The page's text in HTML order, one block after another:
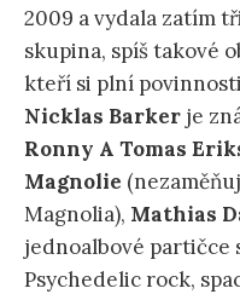
2009 a vydala zatím
skupina, spíš takové
kteří si plní
Nicklas Barker je
Ronny A Tomas
Magnolie
Magnolia), Mathias
jednoalbové partičce
Psychedelic rock,